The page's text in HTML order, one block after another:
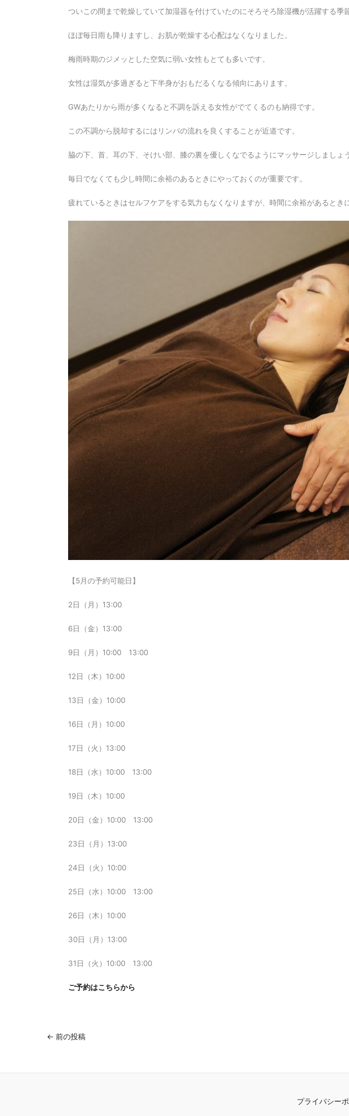
ついこの間まで乾燥していて加湿器を付けていたのにそろそろ除湿機が活躍する季
ほぼ毎日雨も降りますし、お肌が乾燥する心配はなくなりました。
梅雨時期のジメッとした空気に弱い女性もとても多いです。
女性は湿気が多過ぎると下半身がおもだるくなる傾向にあります。
GWあたりから雨が多くなると不調を訴える女性がでてくるのも納得です。
この不調から脱却するにはリンパの流れを良くすることが近道です。
脇の下、首、耳の下、そけい部、膝の裏を優しくなでるようにマッサージしましょう
毎日でなくても少し時間に余裕のあるときにやっておくのが重要です。
疲れているときはセルフケアをする気力もなくなりますが、時間に余裕があるとき
【5月の予約可能日】
2日（月）13:00
6日（金）13:00
9日（月）10:00 13:00
12日（木）10:00
13日（金）10:00
16日（月）10:00
17日（火）13:00
18日（水）10:00 13:00
19日（木）10:00
20日（金）10:00 13:00
23日（月）13:00
24日（火）10:00
25日（水）10:00 13:00
26日（木）10:00
30日（月）13:00
31日（火）10:00 13:00
ご予約はこちらから
← 前の投稿
プライバシー